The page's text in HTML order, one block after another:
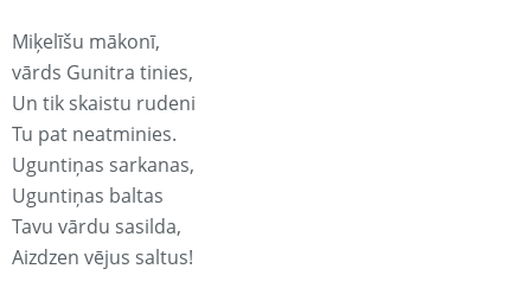
Miķelīšu mākonī,
vārds Gunitra tinies,
Un tik skaistu rudeni
Tu pat neatminies.
Uguntiņas sarkanas,
Uguntiņas baltas
Tavu vārdu sasilda,
Aizdzen vējus saltus!